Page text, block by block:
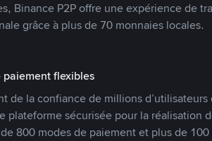
Binance P2P offre une expérience de
grâce à plus de 70 monnaies locales.
paiement flexibles
de la confiance de millions
plateforme sécurisée pour la réalisation
800 modes de paiement et plus de